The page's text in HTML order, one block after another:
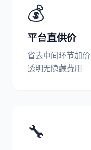
💰
平台直供价
省去中间环节加
透明无隐藏费用
🔧